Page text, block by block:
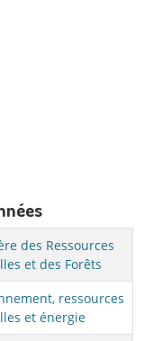
des Ressources
et des Forêts
ressources
et énergie